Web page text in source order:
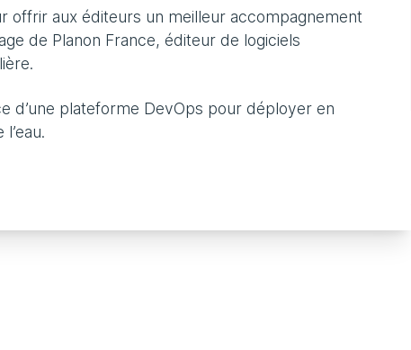
offrir aux éditeurs un meilleur accompagnement
de Planon France, éditeur de logiciels
d’une plateforme DevOps pour déployer en